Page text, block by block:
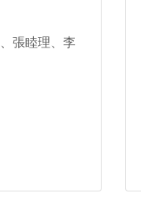
張睦理、李